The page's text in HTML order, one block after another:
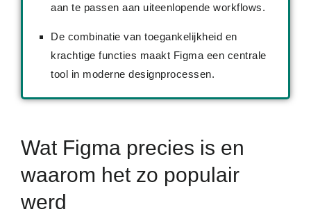
aan te passen aan uiteenlopende workflows.
De combinatie van toegankelijkheid en
krachtige functies maakt Figma een centrale
tool in moderne designprocessen.
Wat Figma precies is en
waarom het zo populair
werd